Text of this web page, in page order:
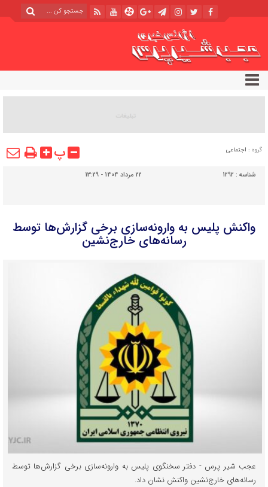
گروه : اجتماعی پ
شناسه : 1292 22 مرداد 1404 - 13:29
واکنش پلیس به وارونه‌سازی برخی گزارش‌ها توسط
رسانه‌های خارج‌نشین
عجب شیر پرس - دفتر سخنگوی پلیس به وارونه‌سازی برخی گزارش‌ها توسط
رسانه‌های خارج‌نشین واکنش نشان داد.